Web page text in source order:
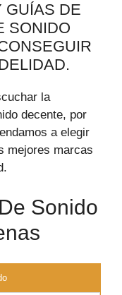
GUÍAS DE
SONIDO
la
decente, por
a elegir
mejores marcas
Sonido